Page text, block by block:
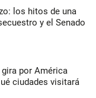
los hitos de una
y el Senado
gira por América
ciudades visitará